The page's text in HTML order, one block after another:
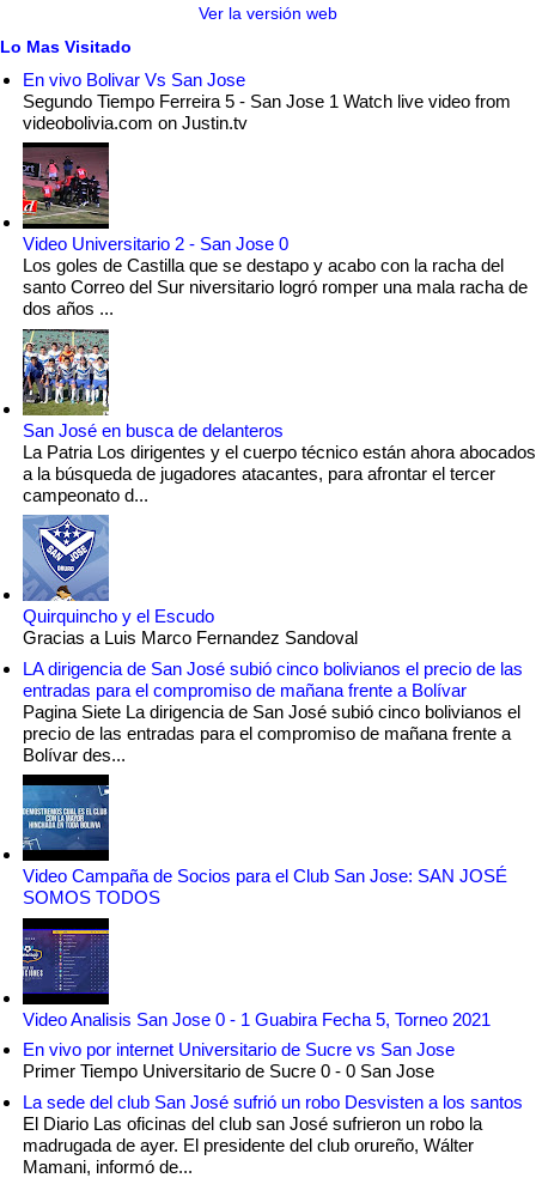
Ver la versión web
Lo Mas Visitado
En vivo Bolivar Vs San Jose
Segundo Tiempo Ferreira 5 - San Jose 1 Watch live video from
videobolivia.com on Justin.tv
Video Universitario 2 - San Jose 0
Los goles de Castilla que se destapo y acabo con la racha del
santo Correo del Sur niversitario logró romper una mala racha de
dos años ...
San José en busca de delanteros
La Patria Los dirigentes y el cuerpo técnico están ahora abocados
a la búsqueda de jugadores atacantes, para afrontar el tercer
campeonato d...
Quirquincho y el Escudo
Gracias a Luis Marco Fernandez Sandoval
LA dirigencia de San José subió cinco bolivianos el precio de las
entradas para el compromiso de mañana frente a Bolívar
Pagina Siete La dirigencia de San José subió cinco bolivianos el
precio de las entradas para el compromiso de mañana frente a
Bolívar des...
Video Campaña de Socios para el Club San Jose: SAN JOSÉ
SOMOS TODOS
Video Analisis San Jose 0 - 1 Guabira Fecha 5, Torneo 2021
En vivo por internet Universitario de Sucre vs San Jose
Primer Tiempo Universitario de Sucre 0 - 0 San Jose
La sede del club San José sufrió un robo Desvisten a los santos
El Diario Las oficinas del club san José sufrieron un robo la
madrugada de ayer. El presidente del club orureño, Wálter
Mamani, informó de...